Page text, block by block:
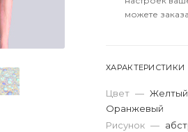
можете
ХАРАКТЕРИСТИКИ
Цвет —
Оранжевый
Рисунок —